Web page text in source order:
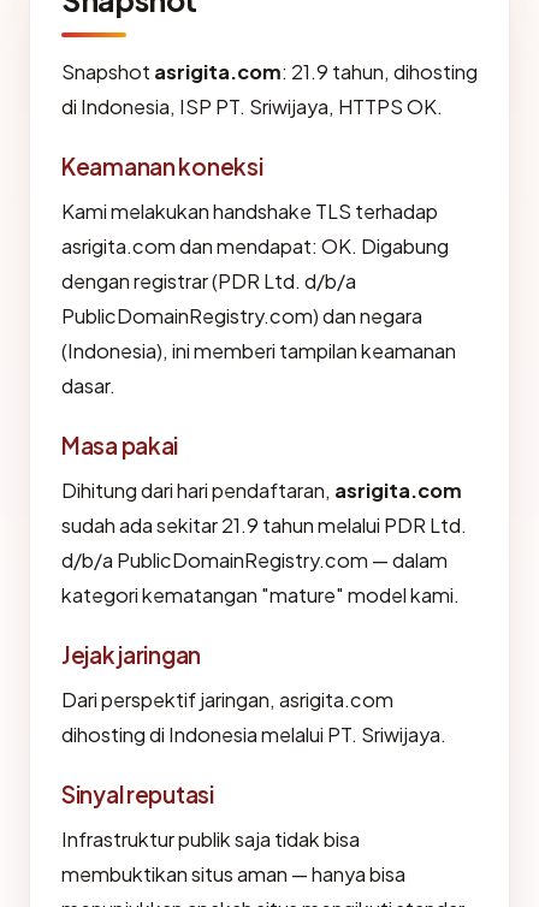
Snapshot asrigita.com: 21.9 tahun, dihosting
di Indonesia, ISP PT. Sriwijaya, HTTPS OK.
Keamanan koneksi
Kami melakukan handshake TLS terhadap
asrigita.com dan mendapat: OK. Digabung
dengan registrar (PDR Ltd. d/b/a
PublicDomainRegistry.com) dan negara
(Indonesia), ini memberi tampilan keamanan
dasar.
Masa pakai
Dihitung dari hari pendaftaran, asrigita.com
sudah ada sekitar 21.9 tahun melalui PDR Ltd.
d/b/a PublicDomainRegistry.com — dalam
kategori kematangan "mature" model kami.
Jejak jaringan
Dari perspektif jaringan, asrigita.com
dihosting di Indonesia melalui PT. Sriwijaya.
Sinyal reputasi
Infrastruktur publik saja tidak bisa
membuktikan situs aman — hanya bisa